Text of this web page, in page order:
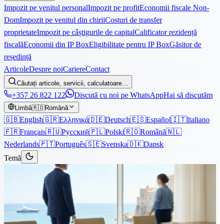
Impozit pe venitul personalImpozit pe profitEconomii fiscale Non-
DomImpozit pe venitul din chiriiCosturi de transfer
proprietateImpozit pe câștigurile de capitalCalificator rezidență
fiscalăEconomii din IP BoxEligibilitate pentru IP BoxGăsitor de
reședință
ArticoleDespre noiCariereContact
Căutați articole, servicii, calculatoare…
+357 26 822 122 Discută cu noi pe WhatsAppHai să discutăm
Limbă🇷🇴Română
🇬🇧English🇬🇷Ελληνικά🇩🇪Deutsch🇪🇸Español🇮🇹Italiano
🇫🇷Français🇷🇺Русский🇵🇱Polski🇷🇴Română🇳🇱
Nederlands🇵🇹Português🇸🇪Svenska🇩🇰Dansk
Temă
Corporativ
7 minute de citit
Companie Holding în Cipru